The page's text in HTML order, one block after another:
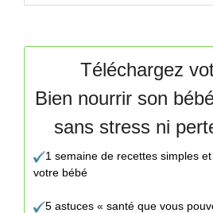
Téléchargez
Bien nourrir son
sans stress ni
1 semaine de recettes simples
votre bébé
5 astuces « santé que vous